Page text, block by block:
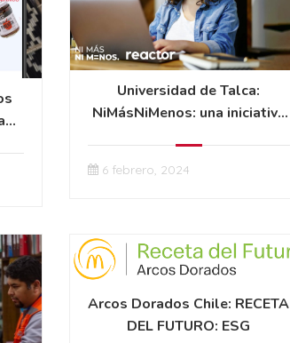
Universidad de Talca:
NiMásNiMenos: una iniciativa
6 febrero, 2024
Arcos Dorados Chile: RECETA
DEL FUTURO: ESG